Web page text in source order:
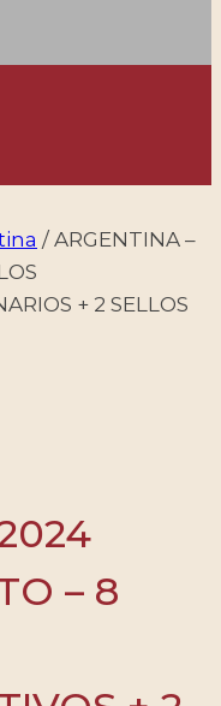
/ ARGENTINA –
+ 2 SELLOS
– 8